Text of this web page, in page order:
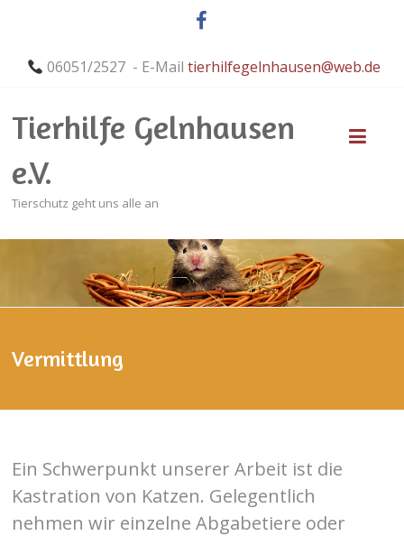
06051/2527 - E-Mailtierhilfegelnhausen@web.de
Tierhilfe Gelnhausen
e.V.
Tierschutz geht uns alle an
Vermittlung
Ein Schwerpunkt unserer Arbeit ist die
Kastration von Katzen. Gelegentlich
nehmen wir einzelne Abgabetiere oder